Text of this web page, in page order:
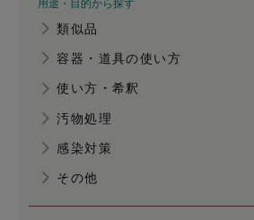
用途・目的から探す
類似品
容器・道具の使い方
使い方・希釈
汚物処理
感染対策
その他